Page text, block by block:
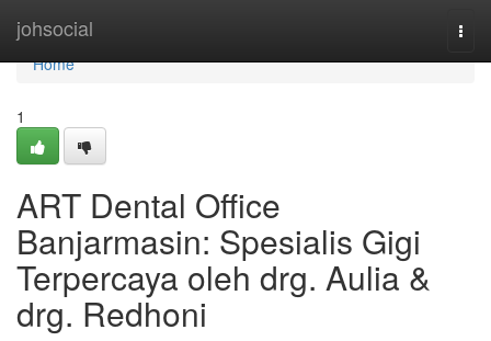
johsocial
Home
Home
1
ART Dental Office
Banjarmasin: Spesialis Gigi
Terpercaya oleh drg. Aulia &
drg. Redhoni